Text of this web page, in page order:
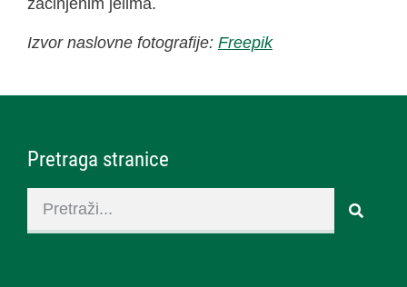
začinjenim jelima.
Izvor naslovne fotografije: Freepik
Pretraga stranice